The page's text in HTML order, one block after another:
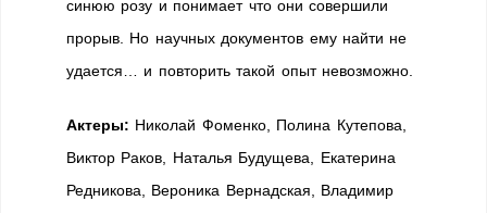
синюю розу и понимает что они совершили
прорыв. Но научных документов ему найти не
удается… и повторить такой опыт невозможно.
Актеры: Николай Фоменко, Полина Кутепова,
Виктор Раков, Наталья Будущева, Екатерина
Редникова, Вероника Вернадская, Владимир